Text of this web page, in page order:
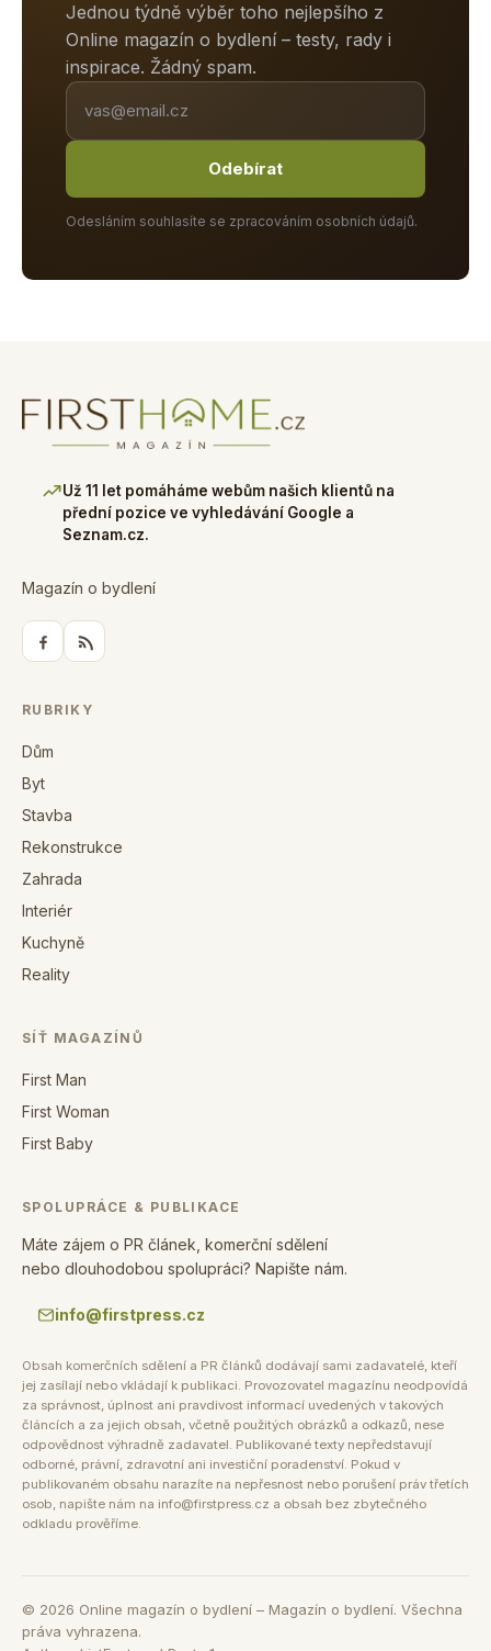
Jednou týdně výběr toho nejlepšího z
Online magazín o bydlení – testy, rady i
inspirace. Žádný spam.
Odebírat
Odesláním souhlasíte se zpracováním osobních údajů.
Už 11 let pomáháme webům našich klientů na
přední pozice ve vyhledávání Google a
Seznam.cz.
Magazín o bydlení
RUBRIKY
Dům
Byt
Stavba
Rekonstrukce
Zahrada
Interiér
Kuchyně
Reality
SÍŤ MAGAZÍNŮ
First Man
First Woman
First Baby
SPOLUPRÁCE & PUBLIKACE
Máte zájem o PR článek, komerční sdělení
nebo dlouhodobou spolupráci? Napište nám.
info@firstpress.cz
Obsah komerčních sdělení a PR článků dodávají sami zadavatelé, kteří
jej zasílají nebo vkládají k publikaci. Provozovatel magazínu neodpovídá
za správnost, úplnost ani pravdivost informací uvedených v takových
článcích a za jejich obsah, včetně použitých obrázků a odkazů, nese
odpovědnost výhradně zadavatel. Publikované texty nepředstavují
odborné, právní, zdravotní ani investiční poradenství. Pokud v
publikovaném obsahu narazíte na nepřesnost nebo porušení práv třetích
osob, napište nám na info@firstpress.cz a obsah bez zbytečného
odkladu prověříme.
© 2026 Online magazín o bydlení – Magazín o bydlení. Všechna
práva vyhrazena.